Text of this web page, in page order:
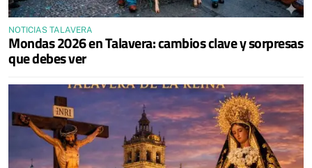
NOTICIAS TALAVERA
Mondas 2026 en Talavera: cambios clave y sorpresas
que debes ver